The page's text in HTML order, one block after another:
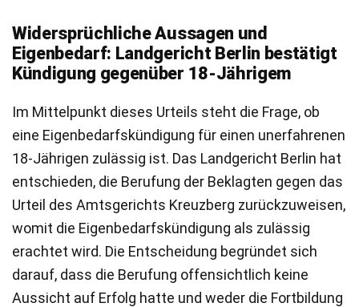
Widersprüchliche Aussagen und
Eigenbedarf: Landgericht Berlin bestätigt
Kündigung gegenüber 18-Jährigem
Im Mittelpunkt dieses Urteils steht die Frage, ob
eine Eigenbedarfskündigung für einen unerfahrenen
18-Jährigen zulässig ist. Das Landgericht Berlin hat
entschieden, die Berufung der Beklagten gegen das
Urteil des Amtsgerichts Kreuzberg zurückzuweisen,
womit die Eigenbedarfskündigung als zulässig
erachtet wird. Die Entscheidung begründet sich
darauf, dass die Berufung offensichtlich keine
Aussicht auf Erfolg hatte und weder die Fortbildung